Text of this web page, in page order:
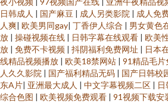
日韩成人 | 国产麻豆 | 成人另类影院 | 成人免
人爽| 欧美男同gay| 丁香伊人综合 | 男女黄色
放 | 操碰视频在线 | 日韩字幕在线观看 | 欧美
放 | 免费不卡视频 | 抖阴福利免费网址 | 日本
线精品视频播放 | 欧美18禁网站 | 91精品毛片
人久久影院 | 国产福利精品无码 | 国产日韩校
东A片| 亚洲最大成人 | 中文字幕视频二区 |
综合色图 | 欧美视频免费观看 | 91视频下载安